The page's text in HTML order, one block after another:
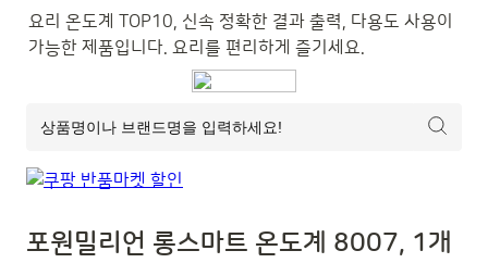
요리 온도계 TOP10, 신속 정확한 결과 출력, 다용도 사용이
가능한 제품입니다. 요리를 편리하게 즐기세요.
포원밀리언 롱스마트 온도계 8007, 1개